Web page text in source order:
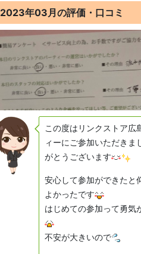
2023年03月の評価・口コミ
この度はリンクストア
ィーにご参加いただきま
がとうございます
安心して参加ができたと
よかったです
はじめての参加って勇気
不安が大きいので